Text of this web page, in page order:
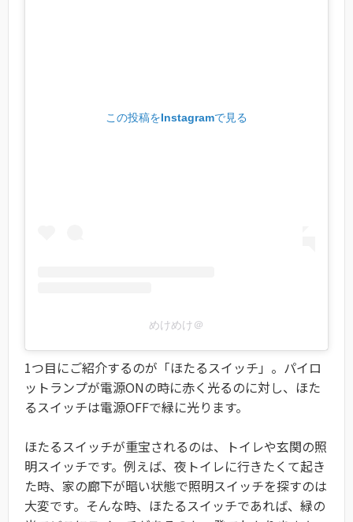
この投稿をInstagramで見る
めけめけ＠
1つ目にご紹介するのが「ほたるスイッチ」。パイロ
ットランプが電源ONの時に赤く光るのに対し、ほた
るスイッチは電源OFFで緑に光ります。
ほたるスイッチが重宝されるのは、トイレや玄関の照
明スイッチです。例えば、夜トイレに行きたくて起き
た時、家の廊下が暗い状態で照明スイッチを探すのは
大変です。そんな時、ほたるスイッチであれば、緑の